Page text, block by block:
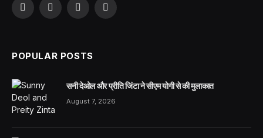
Facebook
X
LinkedInWhatsApp
POPULAR POSTS
सनी देओल और प्रीति जिंटा ने सीएम योगी से की मुलाकात
August 7, 2026